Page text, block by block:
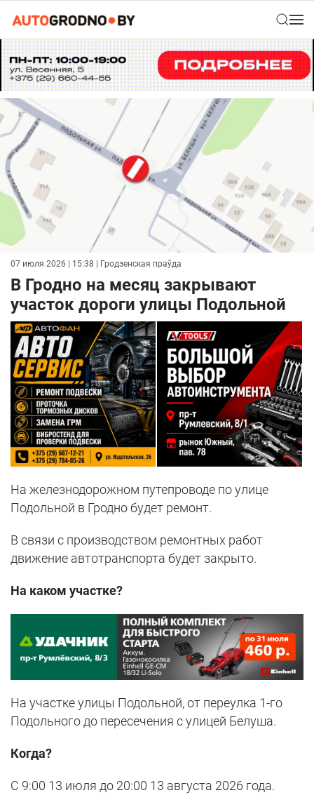
07 июля 2026 | 15:38 | Гродзенская праўда
В Гродно на месяц закрывают
участок дороги улицы Подольной
На железнодорожном путепроводе по улице
Подольной в Гродно будет ремонт.
В связи с производством ремонтных работ
движение автотранспорта будет закрыто.
На каком участке?
На участке улицы Подольной, от переулка 1-го
Подольного до пересечения с улицей Белуша.
Когда?
С 9:00 13 июля до 20:00 13 августа 2026 года.